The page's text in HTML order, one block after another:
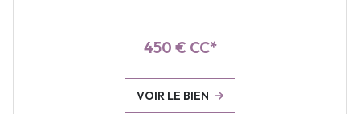
450 € CC*
VOIR LE BIEN